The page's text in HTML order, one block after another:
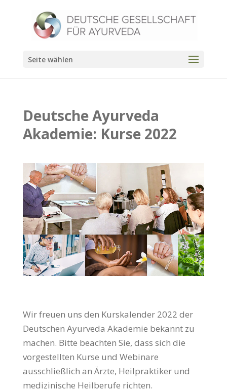
Seite wählen
Deutsche Ayurveda
Akademie: Kurse 2022
Wir freuen uns den Kurskalender 2022 der
Deutschen Ayurveda Akademie bekannt zu
machen. Bitte beachten Sie, dass sich die
vorgestellten Kurse und Webinare
ausschließlich an Ärzte, Heilpraktiker und
medizinische Heilberufe richten.